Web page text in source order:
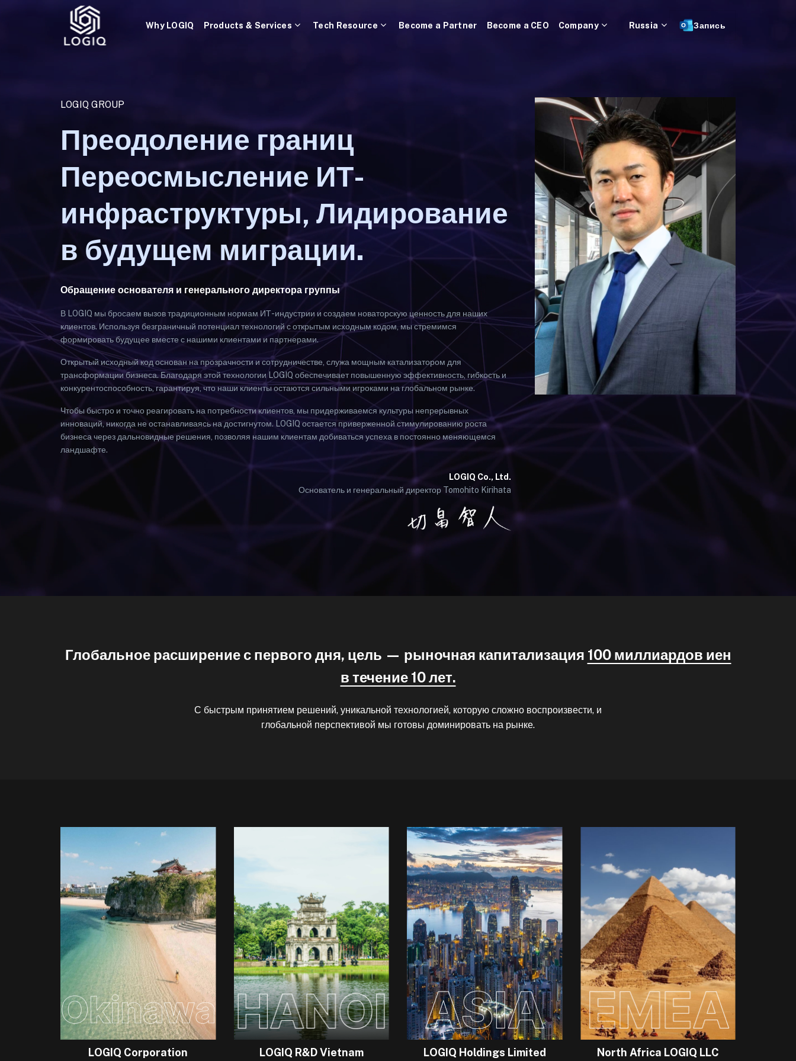
Why LOGIQ Products & Services Tech Resource Become a Partner Become a CEO Company Russia Запись
LOGIQ GROUP
Преодоление границ
Переосмысление ИТ-
инфраструктуры, Лидирование
в будущем миграции.
Обращение основателя и генерального директора группы
В LOGIQ мы бросаем вызов традиционным нормам ИТ-индустрии и создаем новаторскую ценность для наших
клиентов. Используя безграничный потенциал технологий с открытым исходным кодом, мы стремимся
формировать будущее вместе с нашими клиентами и партнерами.
Открытый исходный код основан на прозрачности и сотрудничестве, служа мощным катализатором для
трансформации бизнеса. Благодаря этой технологии LOGIQ обеспечивает повышенную эффективность, гибкость и
конкурентоспособность, гарантируя, что наши клиенты остаются сильными игроками на глобальном рынке.
Чтобы быстро и точно реагировать на потребности клиентов, мы придерживаемся культуры непрерывных
инноваций, никогда не останавливаясь на достигнутом. LOGIQ остается приверженной стимулированию роста
бизнеса через дальновидные решения, позволяя нашим клиентам добиваться успеха в постоянно меняющемся
ландшафте.
LOGIQ Co., Ltd.
Основатель и генеральный директор Tomohito Kirihata
Глобальное расширение с первого дня, цель — рыночная капитализация 100 миллиардов иен
в течение 10 лет.
С быстрым принятием решений, уникальной технологией, которую сложно воспроизвести, и
глобальной перспективой мы готовы доминировать на рынке.
LOGIQ Corporation
LOGIQ R&D Vietnam
LOGIQ Holdings Limited
North Africa LOGIQ LLC